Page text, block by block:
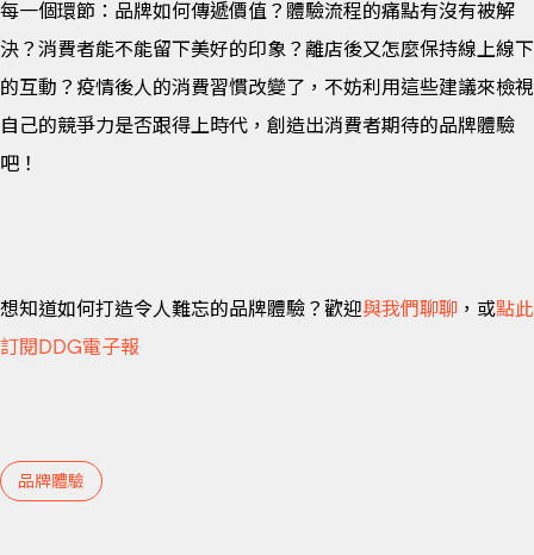
每一個環節：品牌如何傳遞價值？體驗流程的痛點有沒有被解
決？消費者能不能留下美好的印象？離店後又怎麼保持線上線下
的互動？疫情後人的消費習慣改變了，不妨利用這些建議來檢視
自己的競爭力是否跟得上時代，創造出消費者期待的品牌體驗
吧！
想知道如何打造令人難忘的品牌體驗？歡迎與我們聊聊 ，或點此
訂閱DDG電子報
品牌體驗